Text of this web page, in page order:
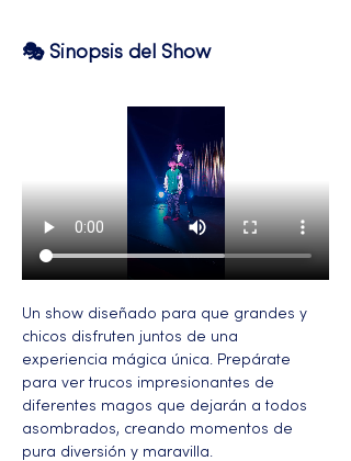
🎭 Sinopsis del Show
Un show diseñado para que grandes y
chicos disfruten juntos de una
experiencia mágica única. Prepárate
para ver trucos impresionantes de
diferentes magos que dejarán a todos
asombrados, creando momentos de
pura diversión y maravilla.